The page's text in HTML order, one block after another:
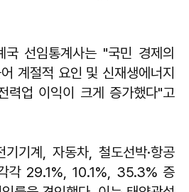
선임통계사는 "국민 경제의
계절적 요인 및 신재생에너지
력업 이익이 크게 증가했다"고
기계, 자동차, 철도선박·항공
각 29.1%, 10.1%, 35.3% 증